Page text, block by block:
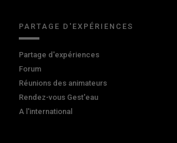
PARTAGE D'EXPÉRIENCES
Partage d'expériences
Forum
Réunions des animateurs
Rendez-vous Gest'eau
A l'international